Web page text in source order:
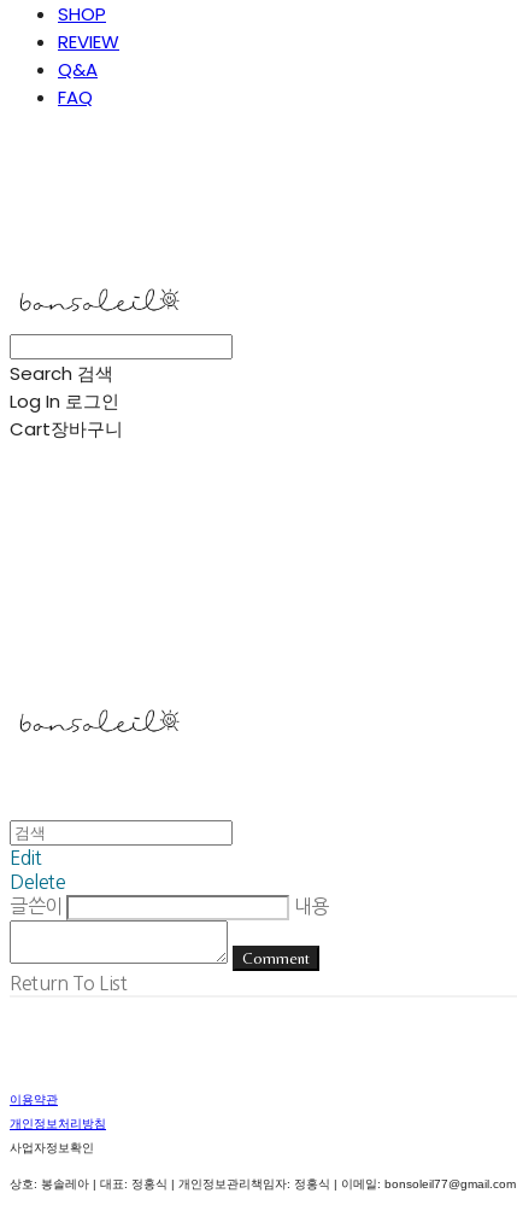
SHOP
REVIEW
Q&A
FAQ
Search 검색
Log In 로그인
Cart장바구니
Edit
Delete
글쓴이
내용
Comment
Return To List
이용약관
개인정보처리방침
사업자정보확인
상호: 봉솔레아 | 대표: 정홍식 | 개인정보관리책임자: 정홍식 | 이메일: bonsoleil77@gmail.com